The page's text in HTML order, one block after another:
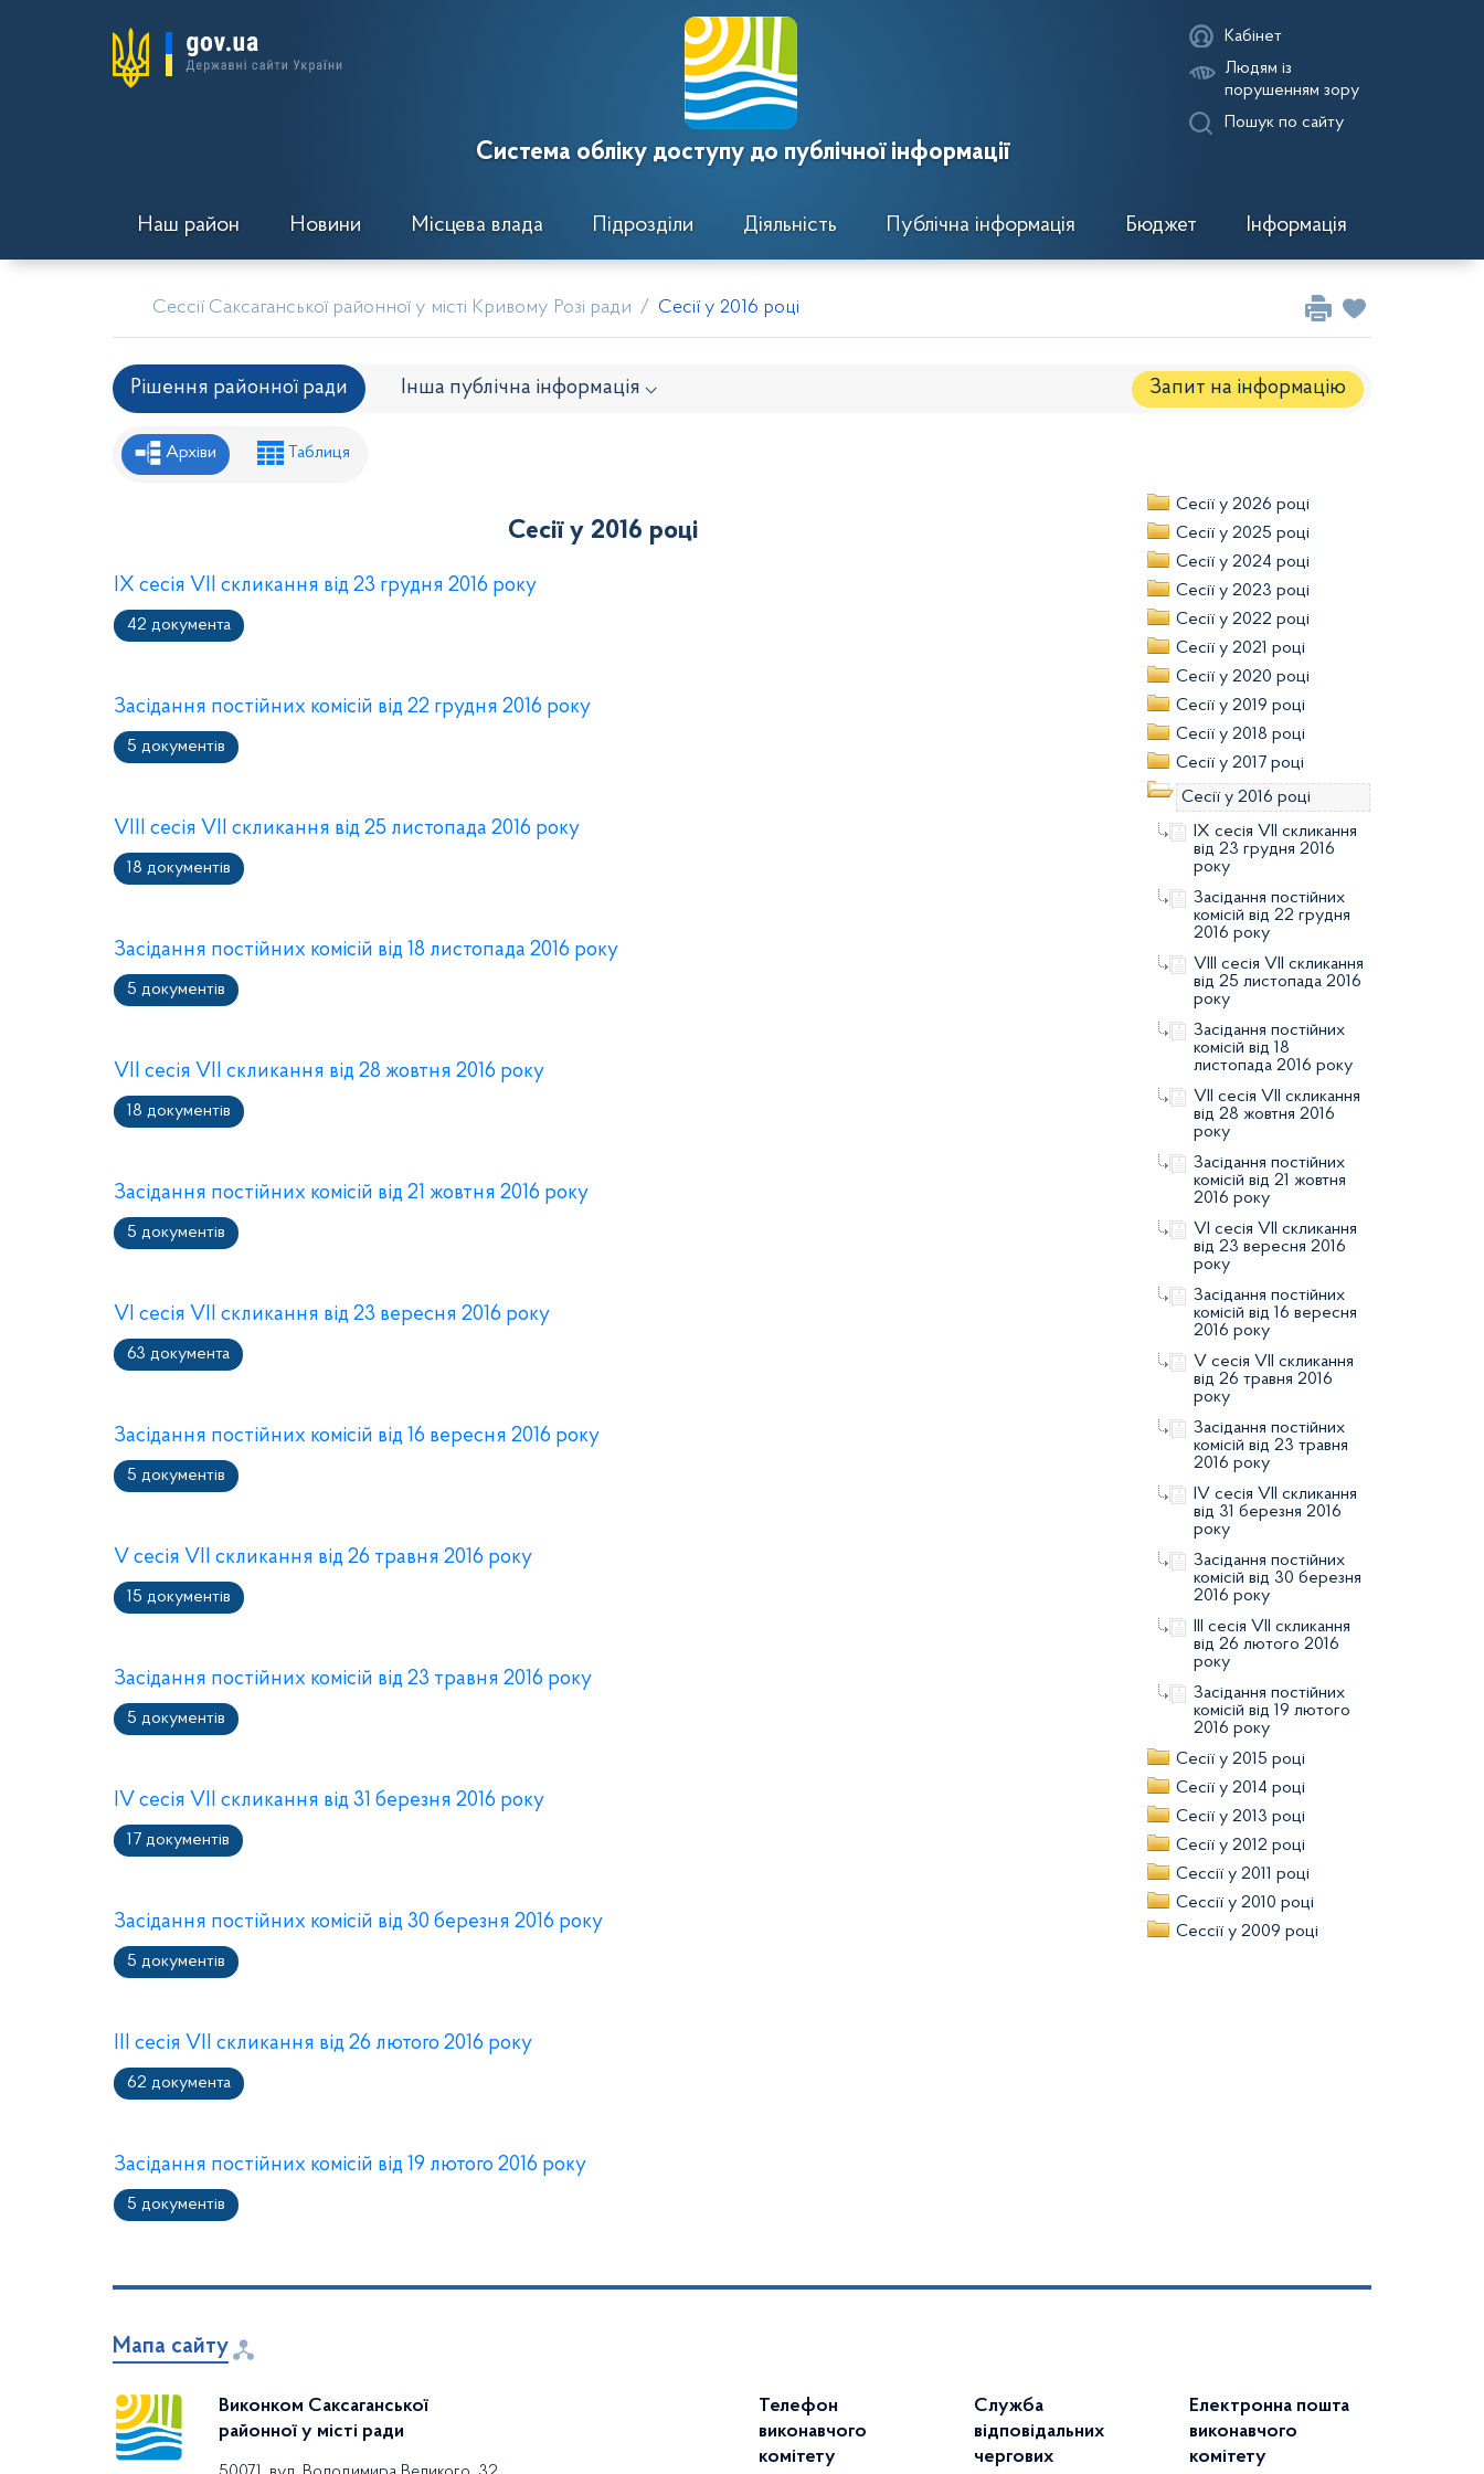
Система обліку доступу до публічної інформації
Кабінет
Людям із
порушенням зору
Пошук по сайту
Наш район Новини Місцева влада Підрозділи Діяльність Публічна інформація Бюджет Інформація
Сессії Саксаганської районної у місті Кривому Розі ради Сесії у 2016 році
Рішення районної ради Інша публічна інформація ⌵ Запит на iнформацію
Рішення районної ради
Архіви Таблиця
Сесії у 2016 році
IX сесія VII скликання від 23 грудня 2016 року
42 документа
Засідання постійних комісій від 22 грудня 2016 року
5 документів
VIII сесія VII скликання від 25 листопада 2016 року
18 документів
Засідання постійних комісій від 18 листопада 2016 року
5 документів
VII сесія VII скликання від 28 жовтня 2016 року
18 документів
Засідання постійних комісій від 21 жовтня 2016 року
5 документів
VI сесія VII скликання від 23 вересня 2016 року
63 документа
Засідання постійних комісій від 16 вересня 2016 року
5 документів
V сесія VII скликання від 26 травня 2016 року
15 документів
Засідання постійних комісій від 23 травня 2016 року
5 документів
IV сесія VII скликання від 31 березня 2016 року
17 документів
Засідання постійних комісій від 30 березня 2016 року
5 документів
ІІІ сесія VІІ скликання від 26 лютого 2016 року
62 документа
Засідання постійних комісій від 19 лютого 2016 року
5 документів
Сесії у 2026 році
Сесії у 2025 році
Сесії у 2024 році
Сесії у 2023 році
Сесії у 2022 році
Сесії у 2021 році
Сесії у 2020 році
Сесії у 2019 році
Сесії у 2018 році
Сесії у 2017 році
Сесії у 2016 році
IX сесія VII скликання
від 23 грудня 2016
року
Засідання постійних
комісій від 22 грудня
2016 року
VIII сесія VII скликання
від 25 листопада 2016
року
Засідання постійних
комісій від 18
листопада 2016 року
VII сесія VII скликання
від 28 жовтня 2016
року
Засідання постійних
комісій від 21 жовтня
2016 року
VI сесія VII скликання
від 23 вересня 2016
року
Засідання постійних
комісій від 16 вересня
2016 року
V сесія VII скликання
від 26 травня 2016
року
Засідання постійних
комісій від 23 травня
2016 року
IV сесія VII скликання
від 31 березня 2016
року
Засідання постійних
комісій від 30 березня
2016 року
ІІІ сесія VІІ скликання
від 26 лютого 2016
року
Засідання постійних
комісій від 19 лютого
2016 року
Сесії у 2015 році
Сесії у 2014 році
Сесії у 2013 році
Сесії у 2012 році
Сессії у 2011 році
Сессії у 2010 році
Сессії у 2009 році
Мапа сайту
Виконком Саксаганської
районної у місті ради
Телефон
виконавчого
комітету
Служба
відповідальних
чергових
Електронна пошта
виконавчого
комітету